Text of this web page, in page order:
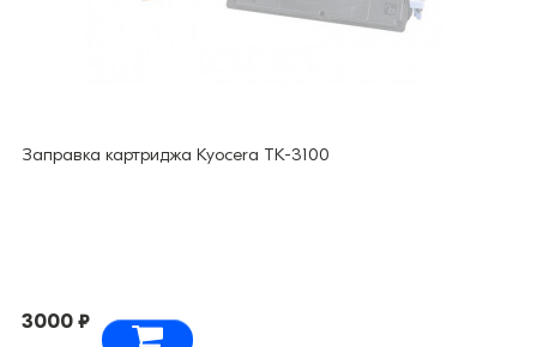
Заправка картриджа Kyocera TK-3100
3000 ₽